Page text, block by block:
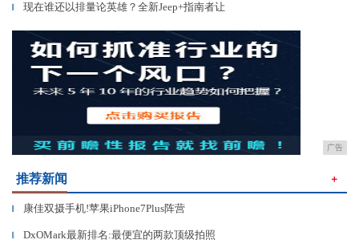
▎ 现在谁还以排量论英雄？全新Jeep+指南者让
广告
推荐新闻 ＋
▎ 康佳双摄手机!苹果iPhone7Plus阵营
▎ DxOMark最新排名:最便宜的两款顶级拍照